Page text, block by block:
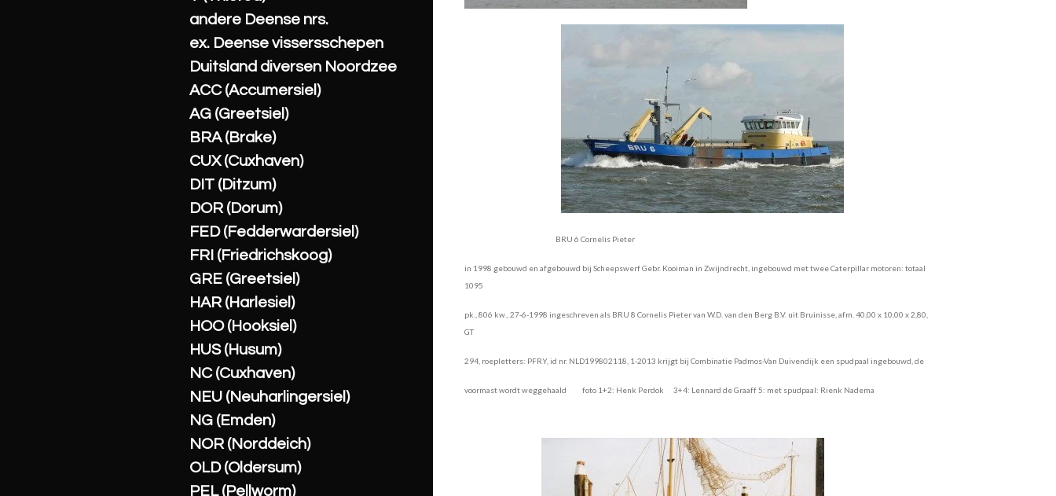
BRU 6 Cornelis Pieter
in 1998 gebouwd en afgebouwd bij Scheepswerf Gebr. Kooiman in Zwijndrecht, ingebouwd met twee Caterpillar motoren: totaal
1095
pk., 806 kw., 27-6-1998 ingeschreven als BRU 8 Cornelis Pieter van W.D. van den Berg B.V. uit Bruinisse, afm. 40,00 x 10,00 x 2,80,
GT
294, roepletters: PFRY, id nr. NLD199802118, 1-2013 krijgt bij Combinatie Padmos-Van Duivendijk een spudpaal ingebouwd, de
voormast wordt weggehaald foto 1+2: Henk Perdok 3+4: Lennard de Graaff 5: met spudpaal: Rienk Nadema
andere Deense nrs.
ex. Deense vissersschepen
Duitsland diversen Noordzee
ACC (Accumersiel)
AG (Greetsiel)
BRA (Brake)
CUX (Cuxhaven)
DIT (Ditzum)
DOR (Dorum)
FED (Fedderwardersiel)
FRI (Friedrichskoog)
GRE (Greetsiel)
HAR (Harlesiel)
HOO (Hooksiel)
HUS (Husum)
NC (Cuxhaven)
NEU (Neuharlingersiel)
NG (Emden)
NOR (Norddeich)
OLD (Oldersum)
PEL (Pellworm)